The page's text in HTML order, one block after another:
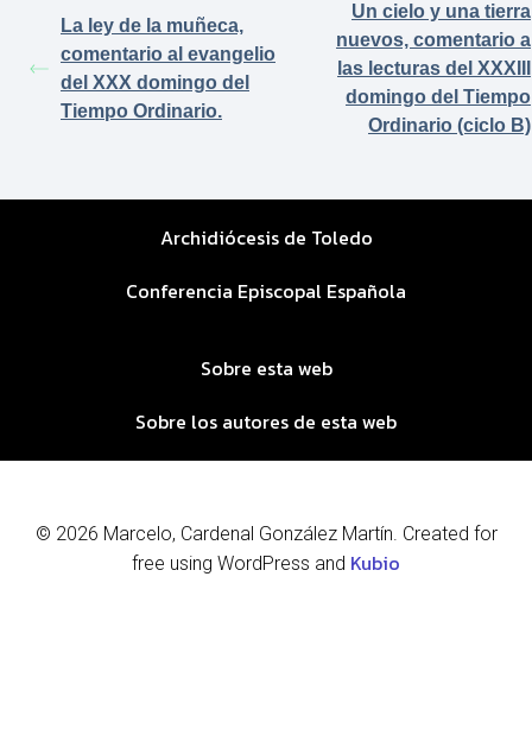
La ley de la muñeca,
comentario al evangelio
del XXX domingo del
Tiempo Ordinario.
Un cielo y una tierra
nuevos, comentario a
las lecturas del XXXIII
domingo del Tiempo
Ordinario (ciclo B)
Archidiócesis de Toledo
Conferencia Episcopal Española
Sobre esta web
Sobre los autores de esta web
© 2026 Marcelo, Cardenal González Martín. Created for
free using WordPress and Kubio